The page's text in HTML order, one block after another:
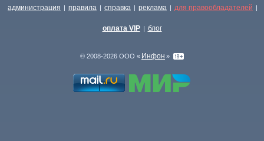
администрация | правила | справка | реклама | для правообладателей |
оплата VIP | блог
© 2008-2026 ООО « Инфон »